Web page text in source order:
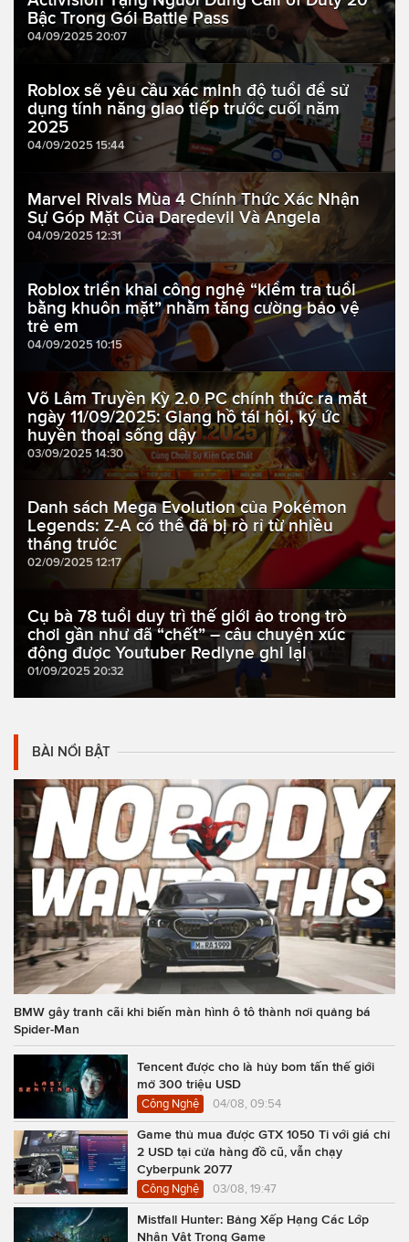
Bậc Trong Gói Battle Pass
04/09/2025 20:07
Roblox sẽ yêu cầu xác minh độ tuổi để sử
dụng tính năng giao tiếp trước cuối năm
2025
04/09/2025 15:44
Marvel Rivals Mùa 4 Chính Thức Xác Nhận
Sự Góp Mặt Của Daredevil Và Angela
04/09/2025 12:31
Roblox triển khai công nghệ “kiểm tra tuổi
bằng khuôn mặt” nhằm tăng cường bảo vệ
trẻ em
04/09/2025 10:15
Võ Lâm Truyền Kỳ 2.0 PC chính thức ra mắt
ngày 11/09/2025: Giang hồ tái hội, ký ức
huyền thoại sống dậy
03/09/2025 14:30
Danh sách Mega Evolution của Pokémon
Legends: Z-A có thể đã bị rò rỉ từ nhiều
tháng trước
02/09/2025 12:17
Cụ bà 78 tuổi duy trì thế giới ảo trong trò
chơi gần như đã “chết” – câu chuyện xúc
động được Youtuber Redlyne ghi lại
01/09/2025 20:32
BÀI NỔI BẬT
BMW gây tranh cãi khi biến màn hình ô tô thành nơi quảng bá
Spider-Man
Tencent được cho là hủy bom tấn thế giới
mở 300 triệu USD
Công Nghệ 04/08, 09:54
Game thủ mua được GTX 1050 Ti với giá chỉ
2 USD tại cửa hàng đồ cũ, vẫn chạy
Cyberpunk 2077
Công Nghệ 03/08, 19:47
Mistfall Hunter: Bảng Xếp Hạng Các Lớp
Nhân Vật Trong Game